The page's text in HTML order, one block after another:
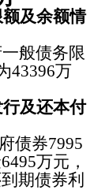
及余额情
般债务限
43396万
及还本付
债券7995
6495万元，
期债券利